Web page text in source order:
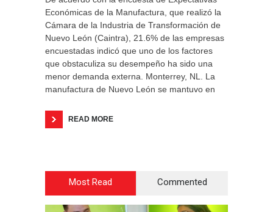
Económicas de la Manufactura, que realizó la
Cámara de la Industria de Transformación de
Nuevo León (Caintra), 21.6% de las empresas
encuestadas indicó que uno de los factores
que obstaculiza su desempeño ha sido una
menor demanda externa. Monterrey, NL. La
manufactura de Nuevo León se mantuvo en
READ MORE
Most Read Commented